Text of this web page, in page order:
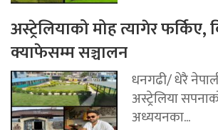
अस्ट्रेलियाको मोह त्यागेर फर्किए,
क्याफेसम्म सञ्चालन
धनगढी/ धेरै
अस्ट्रेलिया
अध्ययनका...